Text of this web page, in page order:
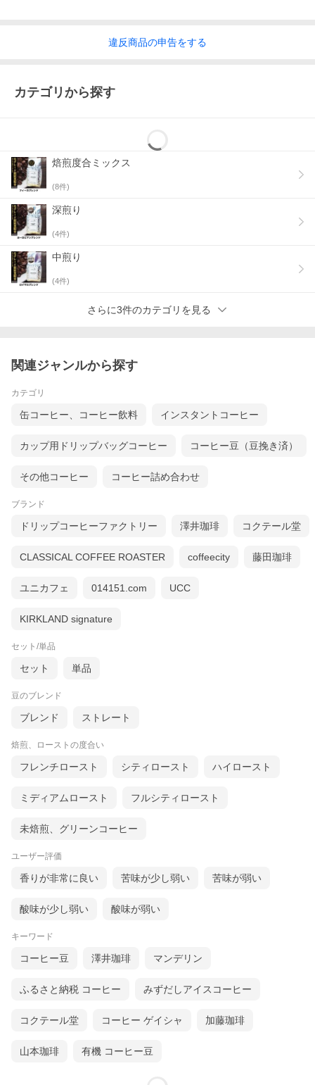
違反商品の申告をする
カテゴリから探す
焙煎度合ミックス
(8件)
深煎り
(4件)
中煎り
(4件)
さらに3件のカテゴリを見る
関連ジャンルから探す
カテゴリ
缶コーヒー、コーヒー飲料 インスタントコーヒー
カップ用ドリップバッグコーヒー コーヒー豆（豆挽き済）
その他コーヒー コーヒー詰め合わせ
ブランド
ドリップコーヒーファクトリー 澤井珈琲 コクテール堂
CLASSICAL COFFEE ROASTER coffeecity 藤田珈琲
ユニカフェ 014151.com UCC
KIRKLAND signature
セット/単品
セット 単品
豆のブレンド
ブレンド ストレート
焙煎、ローストの度合い
フレンチロースト シティロースト ハイロースト
ミディアムロースト フルシティロースト
未焙煎、グリーンコーヒー
ユーザー評価
香りが非常に良い 苦味が少し弱い 苦味が弱い
酸味が少し弱い 酸味が弱い
キーワード
コーヒー豆 澤井珈琲 マンデリン
ふるさと納税 コーヒー みずだしアイスコーヒー
コクテール堂 コーヒー ゲイシャ 加藤珈琲
山本珈琲 有機 コーヒー豆